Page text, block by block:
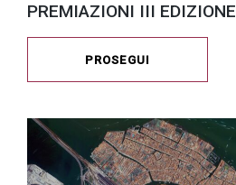
PREMIAZIONI III EDIZIONE
PROSEGUI